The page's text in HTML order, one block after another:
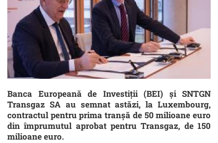
Banca Europeană de Investiții (BEI) și SNTGN
Transgaz SA au semnat astăzi, la Luxembourg,
contractul pentru prima tranșă de 50 milioane euro
din împrumutul aprobat pentru Transgaz, de 150
milioane euro.